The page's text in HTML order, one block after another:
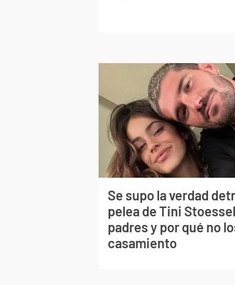
Se supo la verdad
pelea de Tini
padres y por qué no
casamiento